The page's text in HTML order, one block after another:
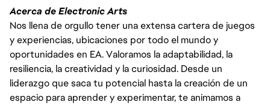
Acerca de Electronic Arts
Nos llena de orgullo tener una extensa cartera de juegos
y experiencias, ubicaciones por todo el mundo y
oportunidades en EA. Valoramos la adaptabilidad, la
resiliencia, la creatividad y la curiosidad. Desde un
liderazgo que saca tu potencial hasta la creación de un
espacio para aprender y experimentar, te animamos a